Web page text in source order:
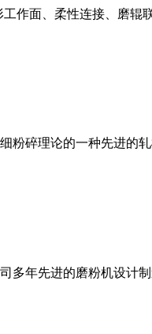
作面、柔性连接、磨辊
粉碎理论的一种先进的
多年先进的磨粉机设计